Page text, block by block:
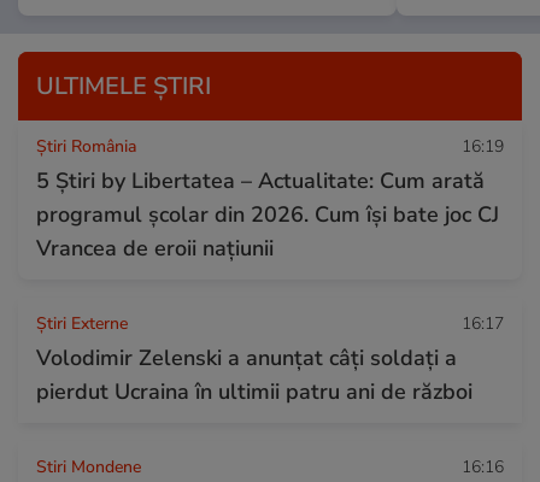
ULTIMELE ȘTIRI
Știri România 16:19
5 Știri by Libertatea – Actualitate: Cum arată
programul şcolar din 2026. Cum își bate joc CJ
Vrancea de eroii naţiunii
Știri Externe 16:17
Volodimir Zelenski a anunțat câți soldați a
pierdut Ucraina în ultimii patru ani de război
Stiri Mondene 16:16